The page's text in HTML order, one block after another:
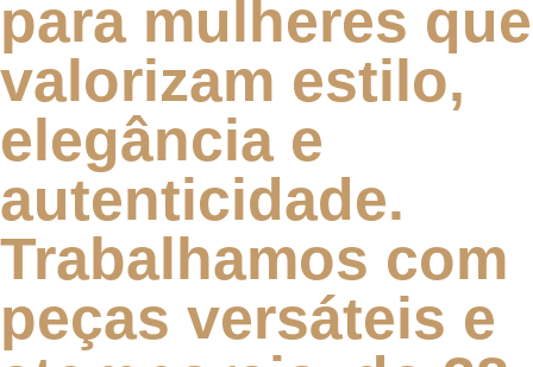
para mulheres que
valorizam estilo,
elegância e
autenticidade.
Trabalhamos com
peças versáteis e